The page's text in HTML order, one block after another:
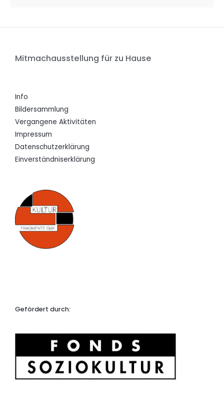
Mitmachausstellung für zu Hause
Info
Bildersammlung
Vergangene Aktivitäten
Impressum
Datenschutzerklärung
Einverständniserklärung
Gefördert durch: